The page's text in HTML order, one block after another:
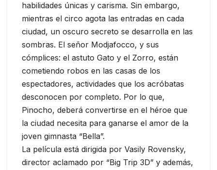
habilidades únicas y carisma. Sin embargo,
mientras el circo agota las entradas en cada
ciudad, un oscuro secreto se desarrolla en las
sombras. El señor Modjafocco, y sus
cómplices: el astuto Gato y el Zorro, están
cometiendo robos en las casas de los
espectadores, actividades que los acróbatas
desconocen por completo. Por lo que,
Pinocho, deberá convertirse en el héroe que
la ciudad necesita para ganarse el amor de la
joven gimnasta “Bella”.
La película está dirigida por Vasily Rovensky,
director aclamado por “Big Trip 3D” y además,